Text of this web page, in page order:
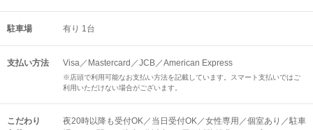
駐車場 有り 1台
支払い方法 Visa／Mastercard／JCB／American Express
※店頭で利用可能なお支払い方法を記載しています。スマート支払いではご
利用いただけない場合がございます。
こだわり
夜20時以降も受付OK／当日受付OK／女性専用／個室あり／駐車